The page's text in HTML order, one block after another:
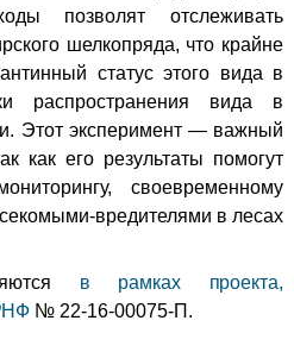
позволят отслеживать
шелкопряда, что крайне
статус этого вида в
распространения вида в
Этот эксперимент — важный
как его результаты помогут
своевременному
вредителями в лесах
в рамках проекта,
№ 22-16-00075-П.